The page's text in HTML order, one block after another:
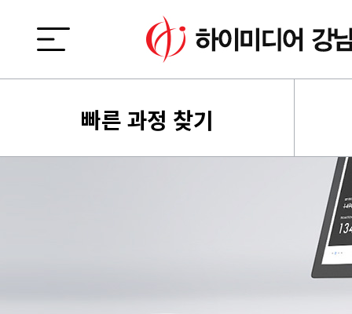
빠른 과정 찾기